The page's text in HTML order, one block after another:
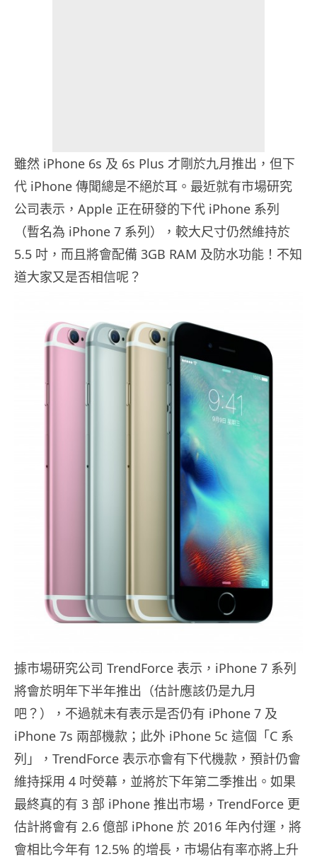
雖然 iPhone 6s 及 6s Plus 才剛於九月推出，但下
代 iPhone 傳聞總是不絕於耳。最近就有市場研究
公司表示，Apple 正在研發的下代 iPhone 系列
（暫名為 iPhone 7 系列），較大尺寸仍然維持於
5.5 吋，而且將會配備 3GB RAM 及防水功能！不知
道大家又是否相信呢？
據市場研究公司 TrendForce 表示，iPhone 7 系列
將會於明年下半年推出（估計應該仍是九月
吧？），不過就未有表示是否仍有 iPhone 7 及
iPhone 7s 兩部機款；此外 iPhone 5c 這個「C 系
列」，TrendForce 表示亦會有下代機款，預計仍會
維持採用 4 吋熒幕，並將於下年第二季推出。如果
最終真的有 3 部 iPhone 推出市場，TrendForce 更
估計將會有 2.6 億部 iPhone 於 2016 年內付運，將
會相比今年有 12.5% 的增長，市場佔有率亦將上升